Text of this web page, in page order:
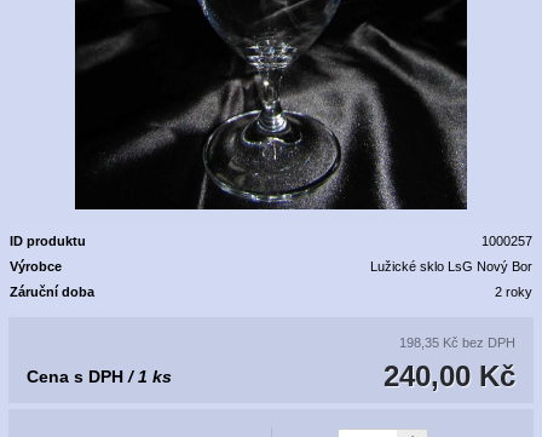
ID produktu
1000257
Výrobce
Lužické sklo LsG Nový Bor
Záruční doba
2 roky
198,35 Kč bez DPH
240,00 Kč
Cena s DPH / 1 ks